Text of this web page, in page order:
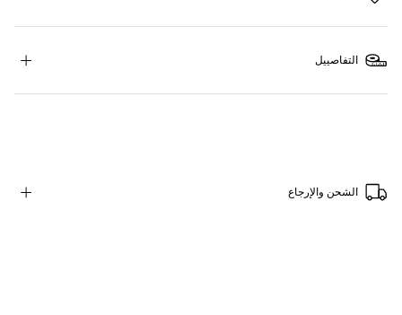
التفاصييل
الشحن والإرجاع